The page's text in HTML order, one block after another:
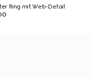
Ring mit Web-Detail